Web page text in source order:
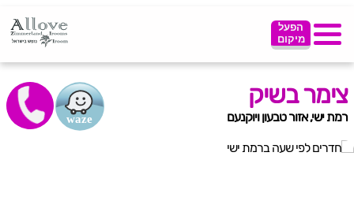
הפעל
מיקום
צימר בשיק
רמת ישי, אזור טבעון ויוקנעם